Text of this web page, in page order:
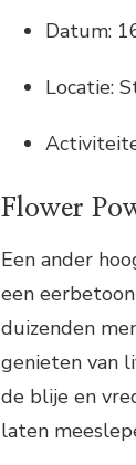
Datum:
Locatie:
Flower
Een ander
een
duizenden
genieten van
de blije en
laten